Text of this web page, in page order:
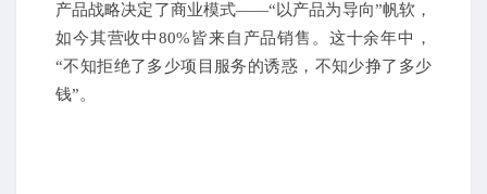
产品战略决定了商业模式——“以产品为导向”帆软，
如今其营收中80%皆来自产品销售。这十余年中，
“不知拒绝了多少项目服务的诱惑，不知少挣了多少
钱”。